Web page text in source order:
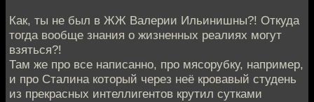
Как, ты не был в ЖЖ Валерии Ильинишны?! Откуда
тогда вообще знания о жизненных реалиях могут
взяться?!
Там же про все написанно, про мясорубку, например,
и про Сталина который через неё кровавый студень
из прекрасных интеллигентов крутил сутками